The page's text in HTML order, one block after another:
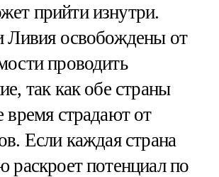
прийти изнутри.
Ливия освобождены от
проводить
так как обе страны
время страдают от
Если каждая страна
раскроет потенциал по